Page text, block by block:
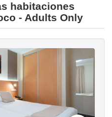
habitaciones
- Adults Only